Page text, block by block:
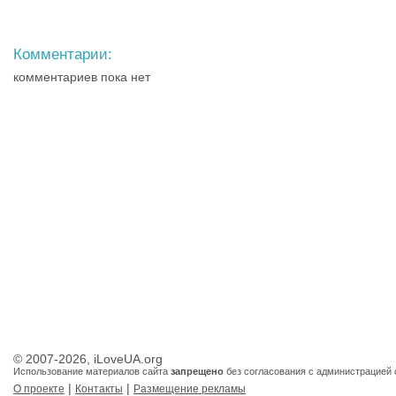
Комментарии:
комментариев пока нет
© 2007-2026, iLoveUA.org
Использование материалов сайта запрещено без согласования с администрацией
О проекте | Контакты | Размещение рекламы